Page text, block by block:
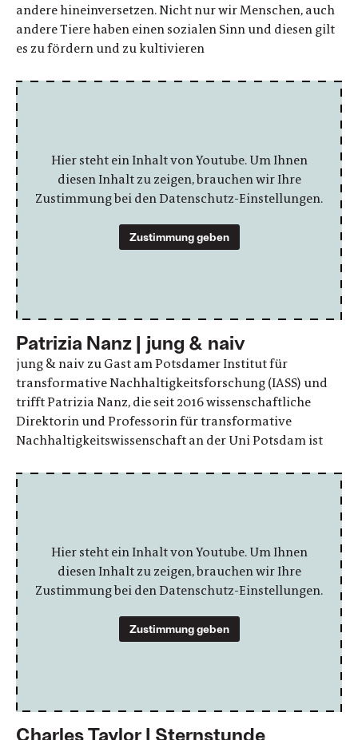
andere hineinversetzen. Nicht nur wir Menschen, auch
andere Tiere haben einen sozialen Sinn und diesen gilt
es zu fördern und zu kultivieren
Hier steht ein Inhalt von Youtube. Um Ihnen
diesen Inhalt zu zeigen, brauchen wir Ihre
Zustimmung bei den Datenschutz-Einstellungen.
Zustimmung geben
Patrizia Nanz | jung & naiv
jung & naiv zu Gast am Potsdamer Institut für
transformative Nachhaltigkeitsforschung (IASS) und
trifft Patrizia Nanz, die seit 2016 wissenschaftliche
Direktorin und Professorin für transformative
Nachhaltigkeitswissenschaft an der Uni Potsdam ist
Hier steht ein Inhalt von Youtube. Um Ihnen
diesen Inhalt zu zeigen, brauchen wir Ihre
Zustimmung bei den Datenschutz-Einstellungen.
Zustimmung geben
Charles Taylor | Sternstunde